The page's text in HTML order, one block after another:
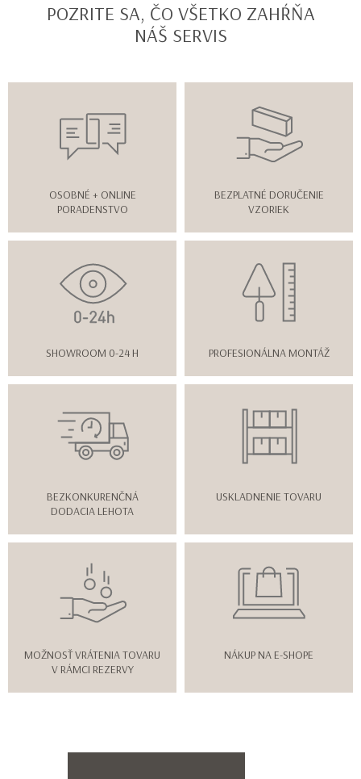
POZRITE SA, ČO VŠETKO ZAHŔŇA
NÁŠ SERVIS
OSOBNÉ + ONLINE
PORADENSTVO
BEZPLATNÉ DORUČENIE
VZORIEK
SHOWROOM 0-24 H PROFESIONÁLNA MONTÁŽ
BEZKONKURENČNÁ
DODACIA LEHOTA
USKLADNENIE TOVARU
MOŽNOSŤ VRÁTENIA TOVARU
V RÁMCI REZERVY
NÁKUP NA E-SHOPE